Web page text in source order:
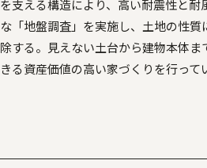
を支える構造により、高い耐震性と
な「地盤調査」を実施し、土地の性
除する。見えない土台から建物本体
きる資産価値の高い家づくりを行って